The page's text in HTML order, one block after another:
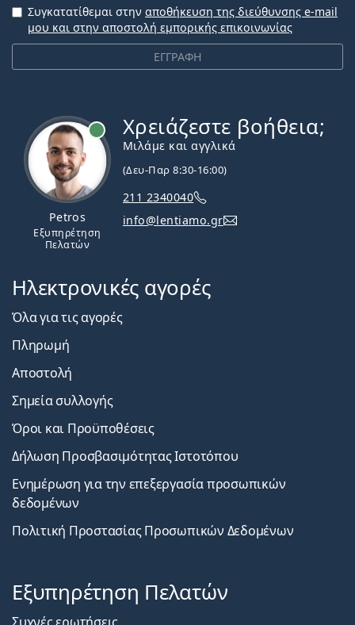
ΕΓΓΡΑΦΗ
Συγκατατίθεμαι στην αποθήκευση της διεύθυνσης e-mail
μου και στην αποστολή εμπορικής επικοινωνίας
Petros
Εξυπηρέτηση
Πελατών
Χρειάζεστε βοήθεια;
Μιλάμε και αγγλικά
(Δευ-Παρ 8:30-16:00)
211 2340040
info@lentiamo.gr
Ηλεκτρονικές αγορές
Όλα για τις αγορές
Πληρωμή
Αποστολή
Σημεία συλλογής
Όροι και Προϋποθέσεις
Δήλωση Προσβασιμότητας Ιστοτόπου
Ενημέρωση για την επεξεργασία προσωπικών
δεδομένων
Πολιτική Προστασίας Προσωπικών Δεδομένων
Εξυπηρέτηση Πελατών